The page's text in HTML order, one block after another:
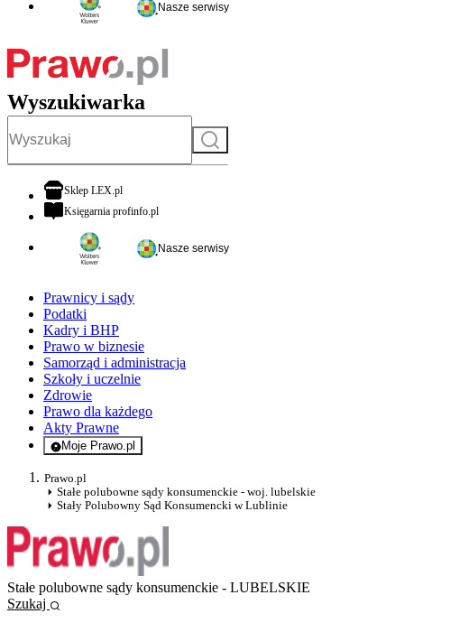
Nasze serwisy
Wyszukiwarka
Szukaj
Sklep LEX.plotwiera się w nowej karcie
Księgarnia profinfo.plotwiera się w nowej karcie
Nasze serwisy
Prawnicy i sądy
Podatki
Kadry i BHP
Prawo w biznesie
Samorząd i administracja
Szkoły i uczelnie
Zdrowie
Prawo dla każdego
Akty Prawne
Moje Prawo.pl
- rejestracja i logowanie do serwisu
Prawo.pl
Stałe polubowne sądy konsumenckie - woj. lubelskie
Stały Polubowny Sąd Konsumencki w Lublinie
Stałe polubowne sądy konsumenckie - LUBELSKIE
Szukaj